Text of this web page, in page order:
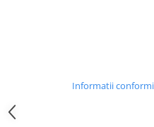
Curatare Bijuterii
Dispozitive Bratari
Informatii